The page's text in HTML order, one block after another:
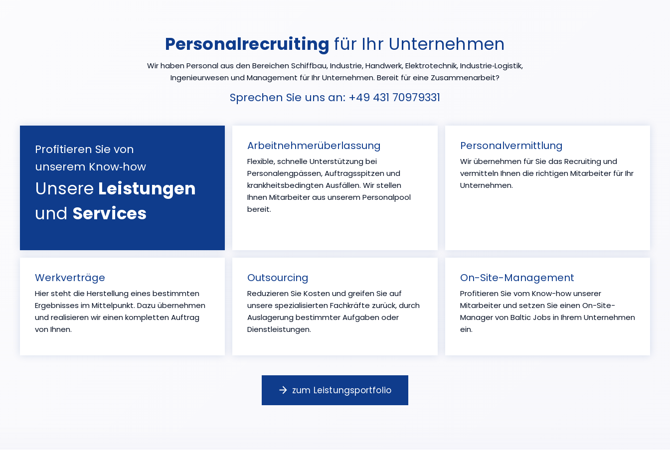
Personalrecruiting für Ihr Unternehmen
Wir haben Personal aus den Bereichen Schiffbau, Industrie, Handwerk, Elektrotechnik, Industrie‑Logistik,
Ingenieurwesen und Management für Ihr Unternehmen. Bereit für eine Zusammenarbeit?
Sprechen Sie uns an: +49 431 70979331
Profitieren Sie von
unserem Know‑how
Unsere Leistungen
und Services
Arbeitnehmerüberlassung
Flexible, schnelle Unterstützung bei
Personalengpässen, Auftragsspitzen und
krankheitsbedingten Ausfällen. Wir stellen
Ihnen Mitarbeiter aus unserem Personalpool
bereit.
Personalvermittlung
Wir übernehmen für Sie das Recruiting und
vermitteln Ihnen die richtigen Mitarbeiter für Ihr
Unternehmen.
Werkverträge
Hier steht die Herstellung eines bestimmten
Ergebnisses im Mittelpunkt. Dazu übernehmen
und realisieren wir einen kompletten Auftrag
von Ihnen.
Outsourcing
Reduzieren Sie Kosten und greifen Sie auf
unsere spezialisierten Fachkräfte zurück, durch
Auslagerung bestimmter Aufgaben oder
Dienstleistungen.
On-Site-Management
Profitieren Sie vom Know-how unserer
Mitarbeiter und setzen Sie einen On-Site-
Manager von Baltic Jobs in Ihrem Unternehmen
ein.
zum Leistungsportfolio